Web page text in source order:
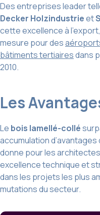
Des entreprises leader
Decker Holzindustrieet
cette excellence à
mesure pour des
bâtiments tertiairesdans
2010.
Les
Le bois lamellé-collé
accumulation
donne pour les
excellence technique et
dans les projets les plus
mutations du secteur.